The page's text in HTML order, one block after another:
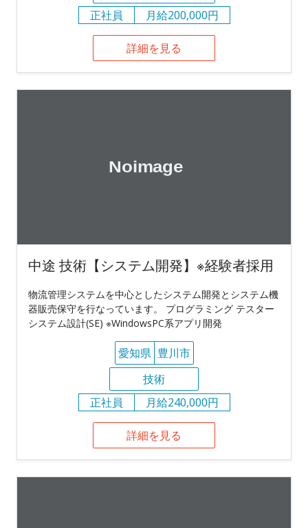
正社員
月給200,000円
詳細を見る
中途 技術【システム開発】※経験者採用
物流管理システムを中心としたシステム開発とシステム機
器販売保守を行なっています。 プログラミング テスター
システム設計(SE) ※WindowsPC系アプリ開発
愛知県 豊川市
技術
正社員
月給240,000円
詳細を見る